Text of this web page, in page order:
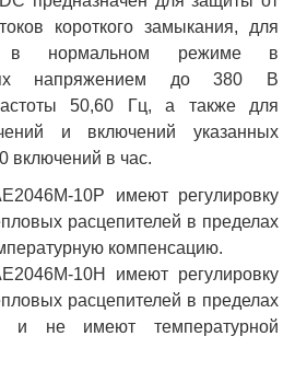
короткого замыкания, для
в нормальном режиме в
напряжением до 380 В
50,60 Гц, а также для
и включений указанных
включений в час.
10Р имеют регулировку
расцепителей в пределах
компенсацию.
10Н имеют регулировку
расцепителей в пределах
не имеют температурной